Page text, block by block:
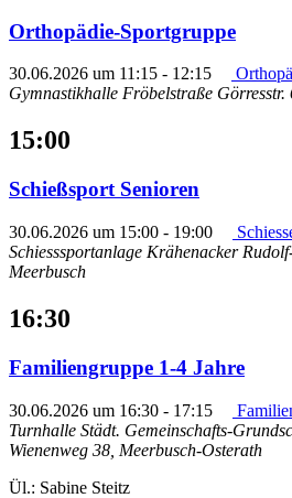
Orthopädie-Sportgruppe
30.06.2026 um 11:15 - 12:15
Gymnastikhalle Fröbelstraße Görresstr.
15:00
Schießsport Senioren
30.06.2026 um 15:00 - 19:00
Schiesssportanlage Krähenacker
Meerbusch
16:30
Familiengruppe 1-4 Jahre
30.06.2026 um 16:30 - 17:15
Turnhalle Städt. Gemeinschafts-
Wienenweg 38, Meerbusch-Osterath
Ül.: Sabine Steitz